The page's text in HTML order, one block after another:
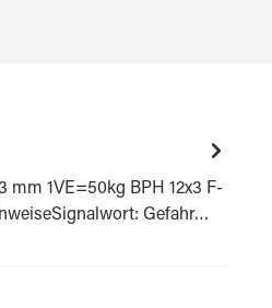
mm 1VE=50kg BPH 12x3 F-
Gefahr…